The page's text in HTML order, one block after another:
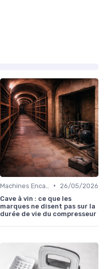
•
26/05/2026
Cave à vin : ce que les
marques ne disent pas sur la
durée de vie du compresseur